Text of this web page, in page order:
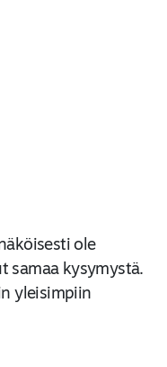
ole
samaa kysymystä.
yleisimpiin